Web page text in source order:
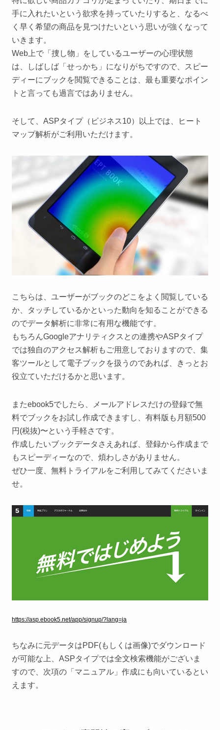
手に入れたいという欲求を持っていたりすると、なるべ
く早く希望の商品を見つけたいという思いが強くなって
いきます。
Web上で「捜し物」をしているユーザーの心理状態
は、しばしば「せっかち」になりがちですので、スピー
ディーにブックを閲覧できることは、最も重要なポイン
トと言っても過言ではありません。
そして、ASPタイプ（ビジネス10）以上では、ヒート
マップ解析がご利用いただけます。
こちらは、ユーザーがブックのどこをよく閲覧している
か、タッチしているかといった動向を知ることができる
のでデータ解析に非常に有用な機能です。
もちろんGoogleアナリティクスとの連携やASPタイプ
では独自のアクセス解析もご用意しておりますので、集
客ツールとして電子ブックを扱うのであれば、きっとお
役立ていただけるかと思います。
またebook5でしたら、メールアドレスだけの登録で無
料でブックをお試し作成できますし、有料版も月額500
円(税抜)〜という手軽さです。
作成したいブックデータさえあれば、登録から作成まで
もスピーディーなので、煩わしさがありません。
ぜひ一度、無料トライアルをご利用してみてくださいま
せ。
https://asp.ebook5.net/app/signup/?lang=ja
ちなみに元データはPDF(もしくは画像)でダウンロード
が可能な上、ASPタイプでは全文検索機能がございま
すので、次項の「マニュアル」作成にも向いているとい
えます。